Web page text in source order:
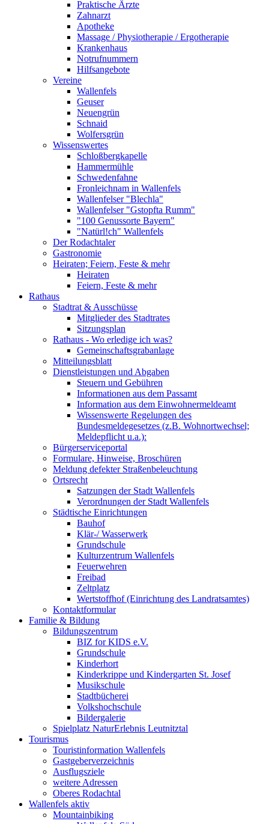
Praktische Ärzte
Zahnarzt
Apotheke
Massage / Physiotherapie / Ergotherapie
Krankenhaus
Notrufnummern
Hilfsangebote
Vereine
Wallenfels
Geuser
Neuengrün
Schnaid
Wolfersgrün
Wissenswertes
Schloßbergkapelle
Hammermühle
Schwedenfahne
Fronleichnam in Wallenfels
Wallenfelser "Blechla"
Wallenfelser "Gstopfta Rumm"
"100 Genussorte Bayern"
"Natürl!ch" Wallenfels
Der Rodachtaler
Gastronomie
Heiraten; Feiern, Feste & mehr
Heiraten
Feiern, Feste & mehr
Rathaus
Stadtrat & Ausschüsse
Mitglieder des Stadtrates
Sitzungsplan
Rathaus - Wo erledige ich was?
Gemeinschaftsgrabanlage
Mitteilungsblatt
Dienstleistungen und Abgaben
Steuern und Gebühren
Informationen aus dem Passamt
Information aus dem Einwohnermeldeamt
Wissenswerte Regelungen des
Bundesmeldegesetzes (z.B. Wohnortwechsel;
Meldepflicht u.a.):
Bürgerserviceportal
Formulare, Hinweise, Broschüren
Meldung defekter Straßenbeleuchtung
Ortsrecht
Satzungen der Stadt Wallenfels
Verordnungen der Stadt Wallenfels
Städtische Einrichtungen
Bauhof
Klär-/ Wasserwerk
Grundschule
Kulturzentrum Wallenfels
Feuerwehren
Freibad
Zeltplatz
Wertstoffhof (Einrichtung des Landratsamtes)
Kontaktformular
Familie & Bildung
Bildungszentrum
BIZ for KIDS e.V.
Grundschule
Kinderhort
Kinderkrippe und Kindergarten St. Josef
Musikschule
Stadtbücherei
Volkshochschule
Bildergalerie
Spielplatz NaturErlebnis Leutnitztal
Tourismus
Touristinformation Wallenfels
Gastgeberverzeichnis
Ausflugsziele
weitere Adressen
Oberes Rodachtal
Wallenfels aktiv
Mountainbiking